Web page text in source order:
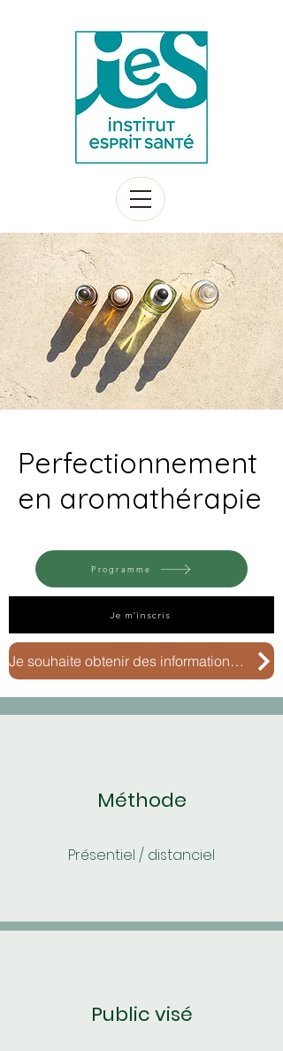
Perfectionnement
en aromathérapie
Programme
Je m'inscris
Je souhaite obtenir des informations complémentaires
Méthode
Présentiel / distanciel
Public visé